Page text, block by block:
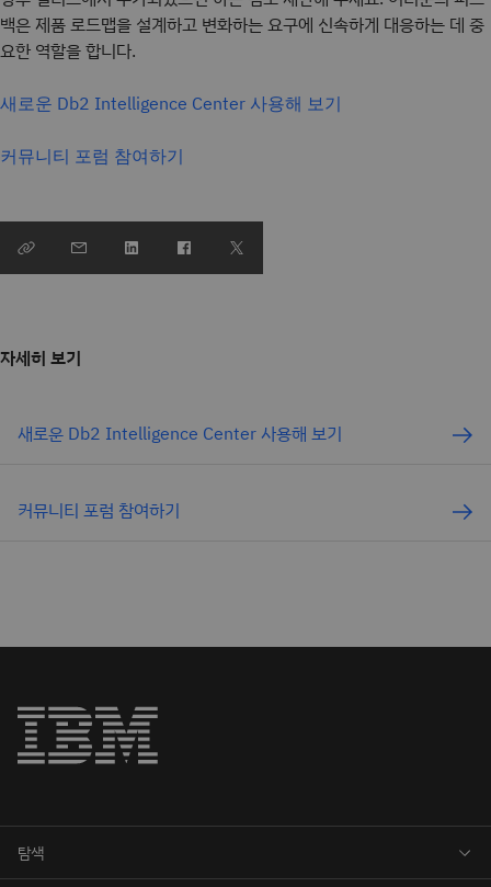
백은 제품 로드맵을 설계하고 변화하는 요구에 신속하게 대응하는 데 중
요한 역할을 합니다.
새로운 Db2 Intelligence Center 사용해 보기
커뮤니티 포럼 참여하기
자세히 보기
새로운 Db2 Intelligence Center 사용해 보기
커뮤니티 포럼 참여하기